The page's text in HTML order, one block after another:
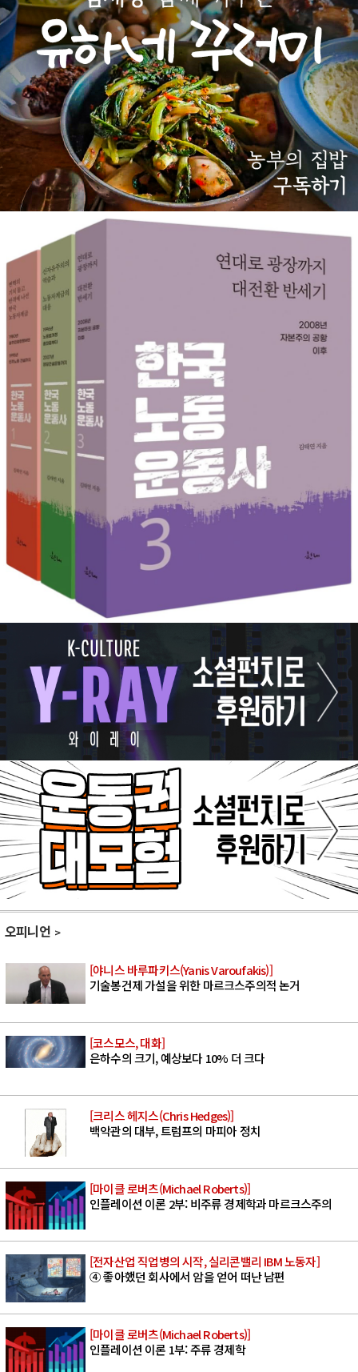
오피니언
[야니스 바루파키스(Yanis Varoufakis)]
기술봉건제 가설을 위한 마르크스주의적 논거
[코스모스, 대화]
은하수의 크기, 예상보다 10% 더 크다
[크리스 헤지스(Chris Hedges)]
백악관의 대부, 트럼프의 마피아 정치
[마이클 로버츠(Michael Roberts)]
인플레이션 이론 2부: 비주류 경제학과 마르크스주의
[전자산업 직업병의 시작, 실리콘밸리 IBM 노동자]
④ 좋아했던 회사에서 암을 얻어 떠난 남편
[마이클 로버츠(Michael Roberts)]
인플레이션 이론 1부: 주류 경제학